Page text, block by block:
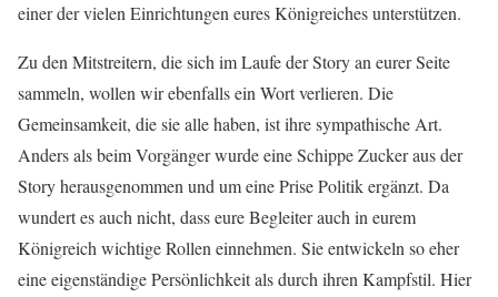
einer der vielen Einrichtungen eures Königreiches unterstützen.
Zu den Mitstreitern, die sich im Laufe der Story an eurer Seite
sammeln, wollen wir ebenfalls ein Wort verlieren. Die
Gemeinsamkeit, die sie alle haben, ist ihre sympathische Art.
Anders als beim Vorgänger wurde eine Schippe Zucker aus der
Story herausgenommen und um eine Prise Politik ergänzt. Da
wundert es auch nicht, dass eure Begleiter auch in eurem
Königreich wichtige Rollen einnehmen. Sie entwickeln so eher
eine eigenständige Persönlichkeit als durch ihren Kampfstil. Hier